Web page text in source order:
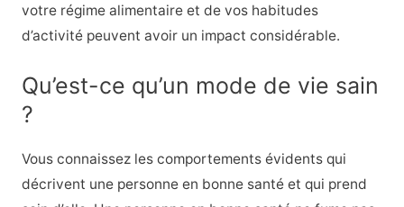
votre régime alimentaire et de vos habitudes
d’activité peuvent avoir un impact considérable.
Qu’est-ce qu’un mode de vie sain
?
Vous connaissez les comportements évidents qui
décrivent une personne en bonne santé et qui prend